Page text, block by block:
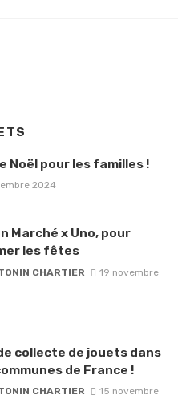
Noël pour les familles !
2024
Marché x Uno, pour
les fêtes
CHARTIER
19 novembre
collecte de jouets dans
de France !
CHARTIER
15 novembre